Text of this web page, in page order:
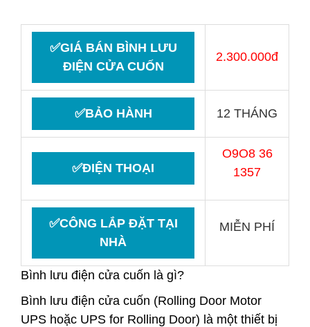
✅GIÁ BÁN BÌNH LƯU
ĐIỆN CỬA CUỐN
2.300.000đ
✅BẢO HÀNH 12 THÁNG
✅ĐIỆN THOẠI
O9O8 36
1357
✅CÔNG LẮP ĐẶT TẠI
NHÀ
MIỄN PHÍ
Bình lưu điện cửa cuốn là gì?
Bình lưu điện cửa cuốn (Rolling Door Motor
UPS hoặc UPS for Rolling Door) là một thiết bị